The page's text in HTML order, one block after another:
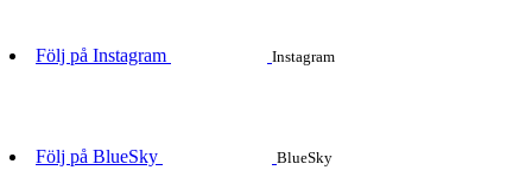
Följ på Instagram Instagram
Följ på BlueSky BlueSky